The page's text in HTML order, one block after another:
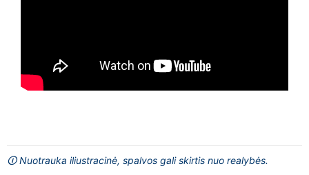
🛈 Nuotrauka iliustracinė, spalvos gali skirtis nuo realybės.